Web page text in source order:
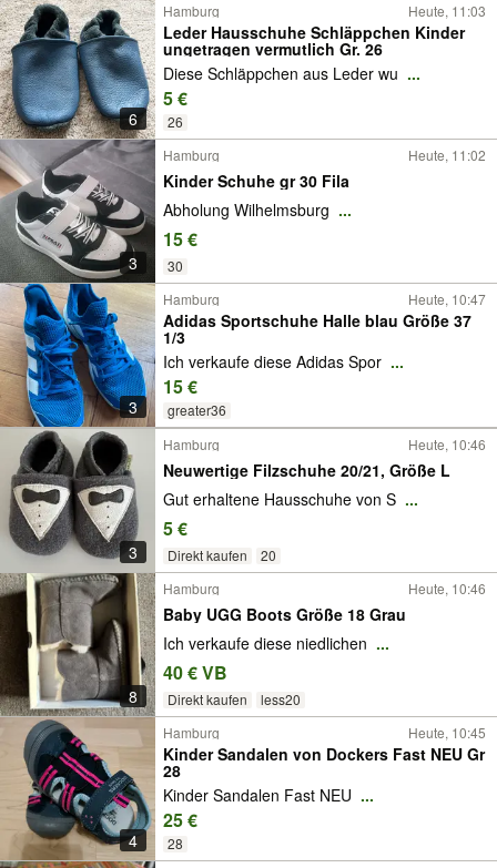
6
Hamburg Heute, 11:03
Leder Hausschuhe Schläppchen Kinder
ungetragen vermutlich Gr. 26
Diese Schläppchen aus Leder wu ...
5 €
26
3
Hamburg Heute, 11:02
Kinder Schuhe gr 30 Fila
Abholung Wilhelmsburg ...
15 €
30
3
Hamburg Heute, 10:47
Adidas Sportschuhe Halle blau Größe 37
1/3
Ich verkaufe diese Adidas Spor ...
15 €
greater36
3
Hamburg Heute, 10:46
Neuwertige Filzschuhe 20/21, Größe L
Gut erhaltene Hausschuhe von S ...
5 €
Direkt kaufen 20
8
Hamburg Heute, 10:46
Baby UGG Boots Größe 18 Grau
Ich verkaufe diese niedlichen ...
40 € VB
Direkt kaufen less20
4
Hamburg Heute, 10:45
Kinder Sandalen von Dockers Fast NEU Gr
28
Kinder Sandalen Fast NEU ...
25 €
28